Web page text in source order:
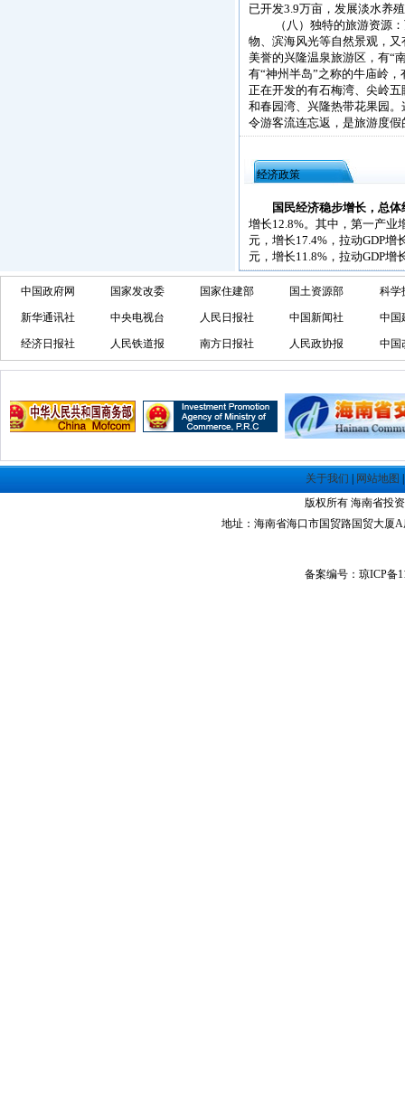
已开发3.9万亩，发展淡水养
（八）独特的旅游资源：
物、滨海风光等自然景观，
美誉的兴隆温泉旅游区，有“
有“神州半岛”之称的牛庙岭
正在开发的有石梅湾、尖岭
和春园湾、兴隆热带花果园
令游客流连忘返，是旅游度假
经济政策
国民经济稳步增长，总
增长12.8%。其中，第一产业
元，增长17.4%，拉动GDP
元，增长11.8%，拉动GDP增
中国政府网 国家发改委 国家住建部 国土资源部 科学
新华通讯社 中央电视台 人民日报社 中国新闻社 中国
经济日报社 人民铁道报 南方日报社 人民政协报 中国
关于我们 | 网站地图
版权所有 海南省投资
地址：海南省海口市国贸路国贸大厦A
备案编号：琼ICP备